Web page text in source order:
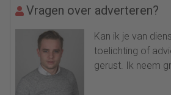
Vragen over adverteren?
Kan ik je van
toelichting of
gerust. Ik neem